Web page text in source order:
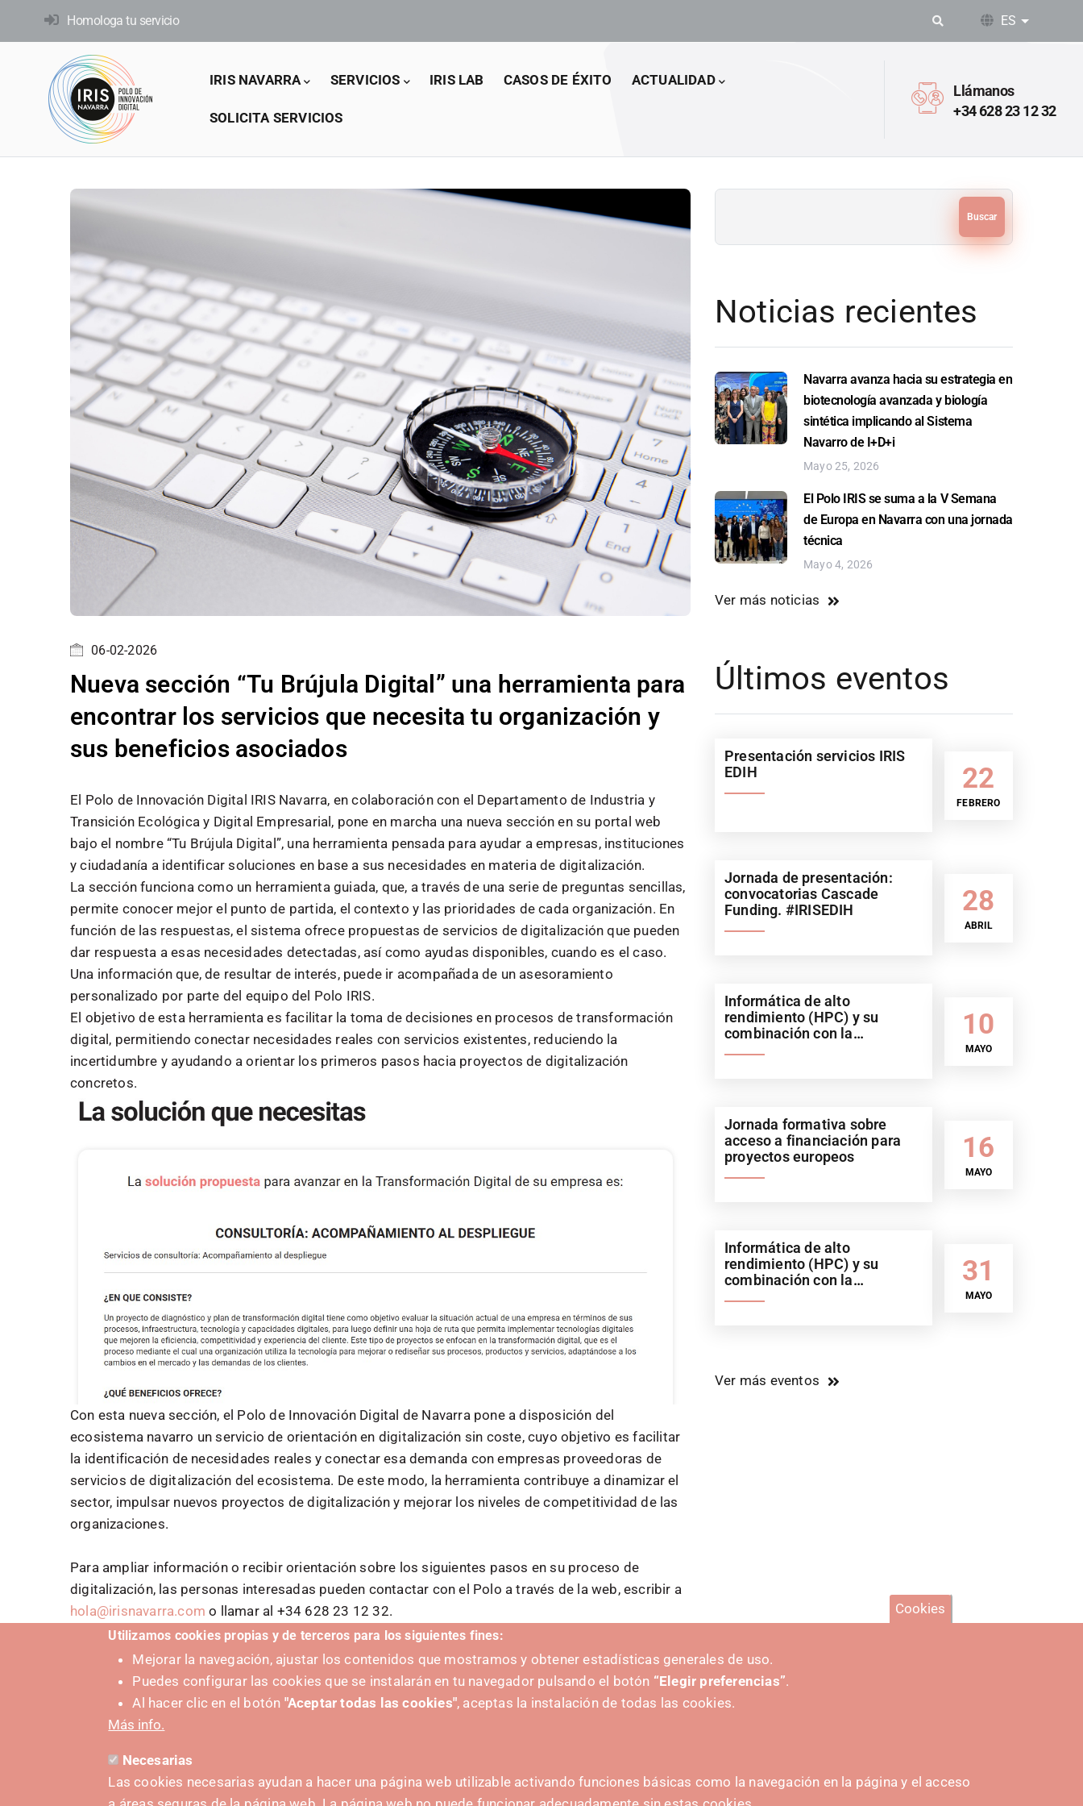
principal
Homologa tu servicio ES Lista
Main
IRIS NAVARRA SERVICIOS IRIS LAB CASOS DE ÉXITO ACTUALIDAD
SOLICITA SERVICIOS
Llámanos
+34 628 23 12 32
06-02-2026
Nueva sección “Tu Brújula Digital” una herramienta para
encontrar los servicios que necesita tu organización y
sus beneficios asociados
El Polo de Innovación Digital IRIS Navarra, en colaboración con el Departamento de Industria y
Transición Ecológica y Digital Empresarial, pone en marcha una nueva sección en su portal web
bajo el nombre “Tu Brújula Digital”, una herramienta pensada para ayudar a empresas, instituciones
y ciudadanía a identificar soluciones en base a sus necesidades en materia de digitalización.
La sección funciona como un herramienta guiada, que, a través de una serie de preguntas sencillas,
permite conocer mejor el punto de partida, el contexto y las prioridades de cada organización. En
función de las respuestas, el sistema ofrece propuestas de servicios de digitalización que pueden
dar respuesta a esas necesidades detectadas, así como ayudas disponibles, cuando es el caso.
Una información que, de resultar de interés, puede ir acompañada de un asesoramiento
personalizado por parte del equipo del Polo IRIS.
El objetivo de esta herramienta es facilitar la toma de decisiones en procesos de transformación
digital, permitiendo conectar necesidades reales con servicios existentes, reduciendo la
incertidumbre y ayudando a orientar los primeros pasos hacia proyectos de digitalización
concretos.
Con esta nueva sección, el Polo de Innovación Digital de Navarra pone a disposición del
ecosistema navarro un servicio de orientación en digitalización sin coste, cuyo objetivo es facilitar
la identificación de necesidades reales y conectar esa demanda con empresas proveedoras de
servicios de digitalización del ecosistema. De este modo, la herramienta contribuye a dinamizar el
sector, impulsar nuevos proyectos de digitalización y mejorar los niveles de competitividad de las
organizaciones.
Para ampliar información o recibir orientación sobre los siguientes pasos en su proceso de
digitalización, las personas interesadas pueden contactar con el Polo a través de la web, escribir a
hola@irisnavarra.com o llamar al +34 628 23 12 32.
👉 Accede a la sección “Tu Brújula Digital”y descubre por dónde empezar.
Noticias recientes
Navarra avanza hacia su estrategia en
biotecnología avanzada y biología
sintética implicando al Sistema
Navarro de I+D+i
Mayo 25, 2026
El Polo IRIS se suma a la V Semana
de Europa en Navarra con una jornada
técnica
Mayo 4, 2026
Ver más noticias
Últimos eventos
22
FEBRERO
Presentación servicios IRIS
EDIH
28
ABRIL
Jornada de presentación:
convocatorias Cascade
Funding. #IRISEDIH
10
MAYO
Informática de alto
rendimiento (HPC) y su
combinación con la
16
MAYO
Jornada formativa sobre
acceso a financiación para
proyectos europeos
31
MAYO
Informática de alto
rendimiento (HPC) y su
combinación con la
Ver más eventos
Cookies
Utilizamos cookies propias y de terceros para los siguientes fines:
Mejorar la navegación, ajustar los contenidos que mostramos y obtener estadísticas generales de uso.
Puedes configurar las cookies que se instalarán en tu navegador pulsando el botón “Elegir preferencias”.
Al hacer clic en el botón "Aceptar todas las cookies", aceptas la instalación de todas las cookies.
Más info.
Necesarias
Las cookies necesarias ayudan a hacer una página web utilizable activando funciones básicas como la navegación en la página y el acceso